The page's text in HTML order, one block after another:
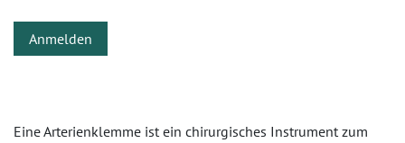
Anmelden
Eine Arterienklemme ist ein chirurgisches Instrument zum